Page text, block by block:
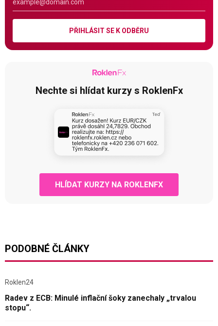
PŘIHLÁSIT SE K ODBĚRU
Nechte si hlídat kurzy s RoklenFx
HLÍDAT KURZY NA ROKLENFX
PODOBNÉ ČLÁNKY
Roklen24
Radev z ECB: Minulé inflační šoky zanechaly „trvalou
stopu“.